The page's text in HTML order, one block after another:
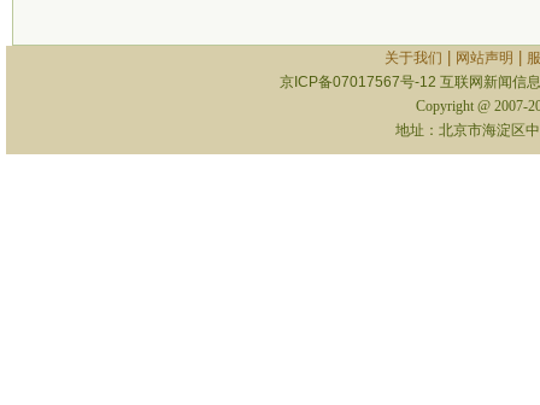
关于我们 网站声明
京ICP备07017567号-12 互联网新闻信
Copyright @ 2007-
地址：北京市海淀区